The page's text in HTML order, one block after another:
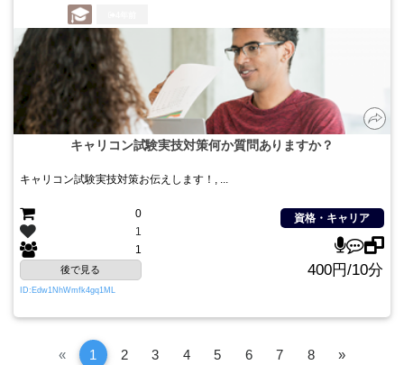
キャリコン試験実技対策何か質問ありますか？
キャリコン試験実技対策お伝えします！, ...
0
1
1
資格・キャリア
後で見る 400円/10分
ID:Edw1NhWmfk4gq1ML
«Previous
1 2 3 4 5 6 7 8 »次